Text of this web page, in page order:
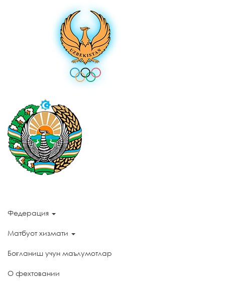
Федерация
Матбуот хизмати
Боғланиш учун маълумотлар
О фехтовании